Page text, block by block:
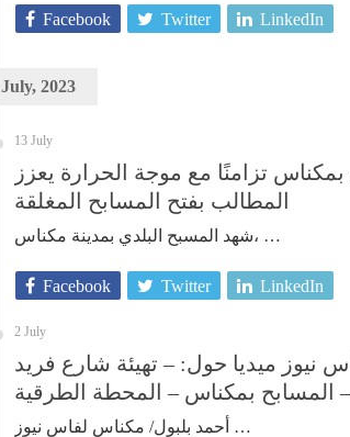
Facebook Twitter LinkedIn
July, 2023
13 July
تزامنًا مع موجة الحرارة يعزز
المطالب بفتح المسابح المغلقة
شهد المسبح البلدي بمدينة مكناس، …
Facebook Twitter LinkedIn
2 July
ميديا حول: – تهيئة شارع فريد
المسابح بمكناس – المحطة الطرقية
أحمد بلبول/ مكناس لفاس نيوز …